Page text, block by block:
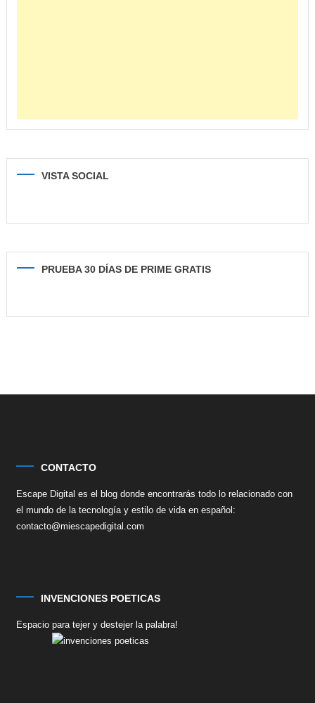
VISTA SOCIAL
PRUEBA 30 DÍAS DE PRIME GRATIS
CONTACTO
Escape Digital es el blog donde encontrarás todo lo relacionado con
el mundo de la tecnología y estilo de vida en español:
contacto@miescapedigital.com
INVENCIONES POETICAS
Espacio para tejer y destejer la palabra!